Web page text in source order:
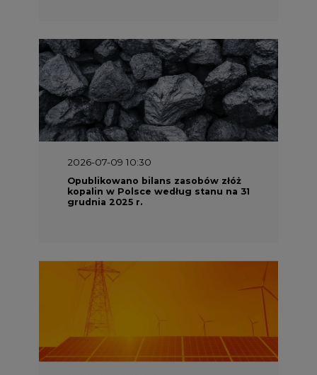
2026-07-09 10:30
Opublikowano bilans zasobów złóż
kopalin w Polsce według stanu na 31
grudnia 2025 r.